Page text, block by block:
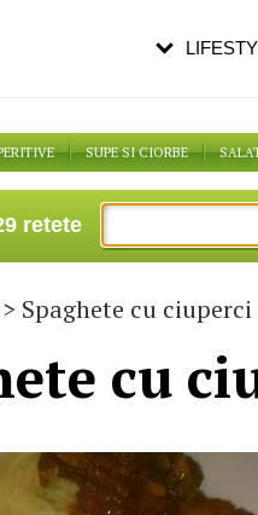
SUPE SI CIORBE
retete
> Spaghete cu
cu